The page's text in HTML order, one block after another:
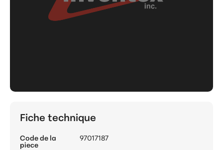
Fiche technique
Code de la
piece
97017187